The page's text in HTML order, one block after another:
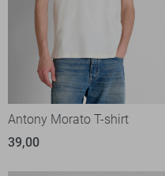
Antony Morato T-shirt
39,00